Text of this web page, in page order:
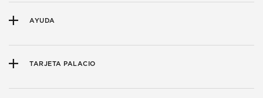
AYUDA
TARJETA PALACIO